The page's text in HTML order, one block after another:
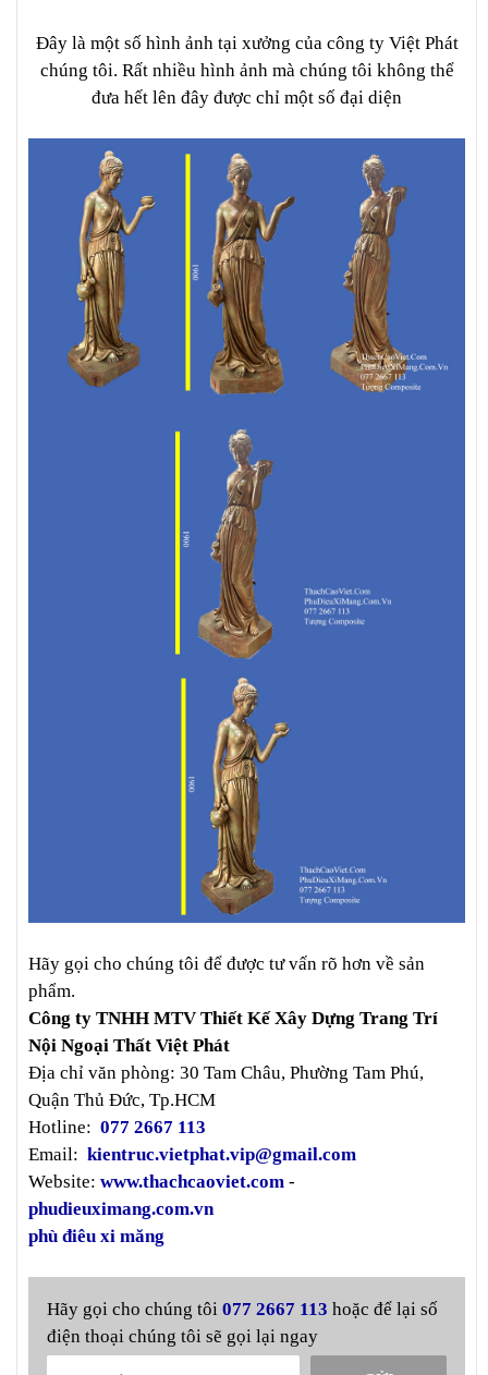
Đây là một số hình ảnh tại xưởng của công ty Việt Phát
chúng tôi. Rất nhiều hình ảnh mà chúng tôi không thể
đưa hết lên đây được chỉ một số đại diện
Hãy gọi cho chúng tôi để được tư vấn rõ hơn về sản
phẩm.
Công ty TNHH MTV Thiết Kế Xây Dựng Trang Trí
Nội Ngoại Thất Việt Phát
Địa chỉ văn phòng: 30 Tam Châu, Phường Tam Phú,
Quận Thủ Đức, Tp.HCM
Hotline: 077 2667 113
Email: kientruc.vietphat.vip@gmail.com
Website: www.thachcaoviet.com -
phudieuximang.com.vn
phù điêu xi măng
Hãy gọi cho chúng tôi 077 2667 113 hoặc để lại số
điện thoại chúng tôi sẽ gọi lại ngay